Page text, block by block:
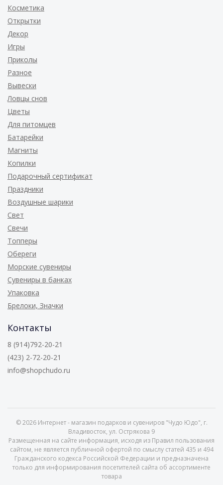
Косметика
Открытки
Декор
Игры
Приколы
Разное
Вывески
Ловцы снов
Цветы
Для питомцев
Батарейки
Магниты
Копилки
Подарочный сертификат
Праздники
Воздушные шарики
Свет
Свечи
Топперы
Обереги
Морские сувениры
Сувениры в банках
Упаковка
Брелоки, Значки
Контакты
8 (914)792-20-21
(423) 2-72-20-21
info@shopchudo.ru
© 2026 Интернет - магазин подарков и сувениров "Чудо Юдо", г.
Владивосток, ул. Острякова 9
Размещенная на сайте информация, исходя из Правил пользования
сайтом, не является публичной офертой по смыслу статей 435 и 494
Гражданского кодекса Российской Федерации и предназначена
только для информирования посетителей сайта об ассортименте
товара